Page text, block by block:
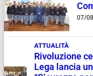
07/
ATTUALITÀ
Rivoluzione
Lega lancia